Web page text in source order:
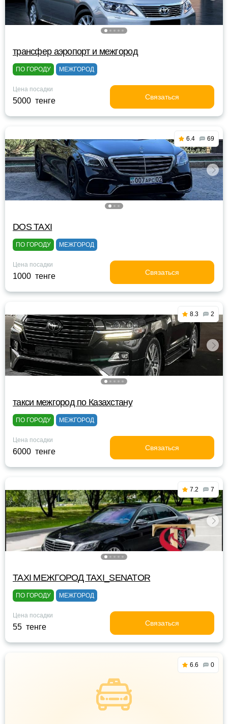
трансфер аэропорт и межгород
ПО ГОРОДУ МЕЖГОРОД
Цена посадки
5000 тенге Связаться
6.4 69
DOS TAXI
ПО ГОРОДУ МЕЖГОРОД
Цена посадки
1000 тенге Связаться
8.3 2
такси межгород по Казахстану
ПО ГОРОДУ МЕЖГОРОД
Цена посадки
6000 тенге Связаться
7.2 7
TAXI МЕЖГОРОД TAXI_SENATOR
ПО ГОРОДУ МЕЖГОРОД
Цена посадки
55 тенге Связаться
6.6 0